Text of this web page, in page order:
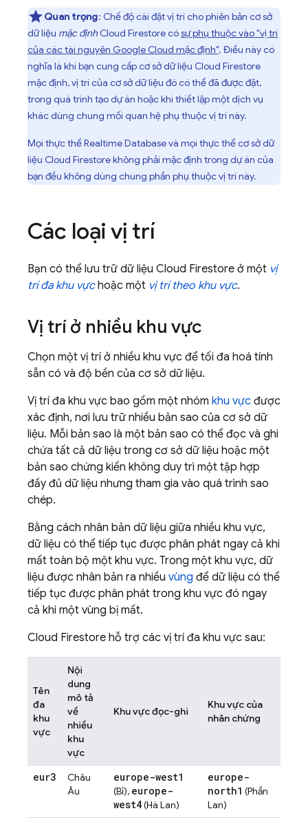
Quan trọng: Chế độ cài đặt vị trí cho phiên bản cơ sở
dữ liệu mặc định Cloud Firestorecósự phụ thuộc vào "vị trí
của các tài nguyên Google Cloud mặc định". Điều này có
nghĩa là khi bạn cung cấp cơ sở dữ liệu Cloud Firestore
mặc định, vị trí của cơ sở dữ liệu đó có thể đã được đặt,
trong quá trình tạo dự án hoặc khi thiết lập một dịch vụ
khác dùng chung mối quan hệ phụ thuộc vị trí này.
Mọi thực thểRealtime Databasevà mọi thực thể cơ sở dữ
liệu Cloud Firestorekhông phải mặc định trong dự án của
bạn đều không dùng chung phần phụ thuộc vị trí này.
Các loại vị trí
Bạn có thể lưu trữ dữ liệu Cloud Firestore ở một vị
trí đa khu vựchoặc một vị trí theo khu vực.
Vị trí ở nhiều khu vực
Chọn một vị trí ở nhiều khu vực để tối đa hoá tính
sẵn có và độ bền của cơ sở dữ liệu.
Vị trí đa khu vực bao gồm một nhóm khu vực được
xác định, nơi lưu trữ nhiều bản sao của cơ sở dữ
liệu. Mỗi bản sao là một bản sao có thể đọc và ghi
chứa tất cả dữ liệu trong cơ sở dữ liệu hoặc một
bản sao chứng kiến không duy trì một tập hợp
đầy đủ dữ liệu nhưng tham gia vào quá trình sao
chép.
Bằng cách nhân bản dữ liệu giữa nhiều khu vực,
dữ liệu có thể tiếp tục được phân phát ngay cả khi
mất toàn bộ một khu vực. Trong một khu vực, dữ
liệu được nhân bản ra nhiều vùng để dữ liệu có thể
tiếp tục được phân phát trong khu vực đó ngay
cả khi một vùng bị mất.
Cloud Firestore hỗ trợ các vị trí đa khu vực sau:
Tên
đa
khu
vực
Nội
dung
mô tả
về
nhiều
khu
vực
Khu vực đọc-ghi
Khu vực của
nhân chứng
eur3
Châu
Âu
europe-west1
(Bỉ), europe-
west4(Hà Lan)
europe-
north1 (Phần
Lan)